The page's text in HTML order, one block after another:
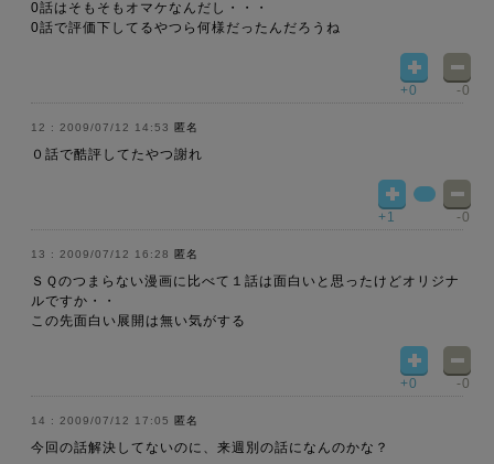
0話はそもそもオマケなんだし・・・
0話で評価下してるやつら何様だったんだろうね
+0 -0
2009/07/12 14:53 匿名
０話で酷評してたやつ謝れ
+1 -0
2009/07/12 16:28 匿名
ＳＱのつまらない漫画に比べて１話は面白いと思ったけどオリジナ
ルですか・・
この先面白い展開は無い気がする
+0 -0
2009/07/12 17:05 匿名
今回の話解決してないのに、来週別の話になんのかな？